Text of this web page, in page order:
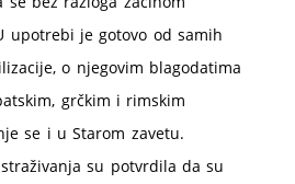
upotrebi je gotovo od samih
o njegovim blagodatima
grčkim i rimskim
se i u Starom zavetu.
su potvrdila da su